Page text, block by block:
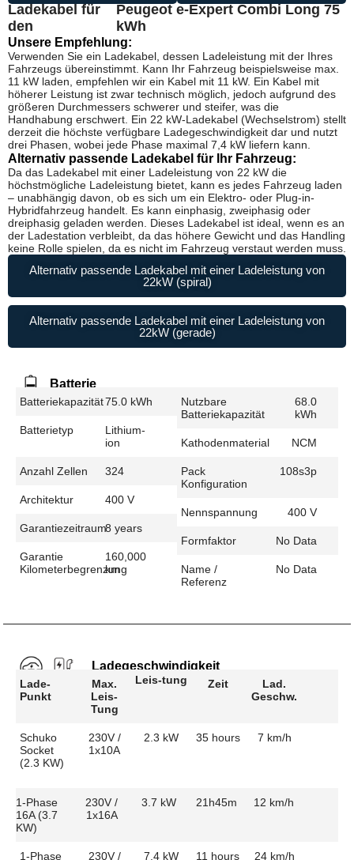
Ladekabel für
den
Peugeot e-Expert Combi Long 75
kWh
Unsere Empfehlung:
Verwenden Sie ein Ladekabel, dessen Ladeleistung mit der Ihres
Fahrzeugs übereinstimmt. Kann Ihr Fahrzeug beispielsweise max.
11 kW laden, empfehlen wir ein Kabel mit 11 kW. Ein Kabel mit
höherer Leistung ist zwar technisch möglich, jedoch aufgrund des
größeren Durchmessers schwerer und steifer, was die
Handhabung erschwert. Ein 22 kW-Ladekabel (Wechselstrom) stellt
derzeit die höchste verfügbare Ladegeschwindigkeit dar und nutzt
drei Phasen, wobei jede Phase maximal 7,4 kW liefern kann.
Alternativ passende Ladekabel für Ihr Fahrzeug:
Da das Ladekabel mit einer Ladeleistung von 22 kW die
höchstmögliche Ladeleistung bietet, kann es jedes Fahrzeug laden
– unabhängig davon, ob es sich um ein Elektro- oder Plug-in-
Hybridfahrzeug handelt. Es kann einphasig, zweiphasig oder
dreiphasig geladen werden. Dieses Ladekabel ist ideal, wenn es an
der Ladestation verbleibt, da das höhere Gewicht und das Handling
keine Rolle spielen, da es nicht im Fahrzeug verstaut werden muss.
Alternativ passende Ladekabel mit einer Ladeleistung von
22kW (spiral)
Alternativ passende Ladekabel mit einer Ladeleistung von
22kW (gerade)
Batterie
Batteriekapazität75.0 kWh
Batterietyp
Lithium-
ion
Anzahl Zellen 324
Architektur 400 V
Garantiezeitraum8 years
Garantie
Kilometerbegrenzung
160,000
km
Nutzbare
Batteriekapazität
68.0
kWh
Kathodenmaterial NCM
Pack
Konfiguration
108s3p
Nennspannung 400 V
Formfaktor No Data
Name /
Referenz
No Data
Ladegeschwindigkeit
Lade-
Punkt
Max.
Leis-
Tung
Leis-tung Zeit
Lad.
Geschw.
Schuko
Socket
(2.3 KW)
230V /
1x10A
2.3 kW 35 hours 7 km/h
1-Phase
16A (3.7
KW)
230V /
1x16A
3.7 kW 21h45m 12 km/h
1-Phase 230V / 7.4 kW 11 hours 24 km/h